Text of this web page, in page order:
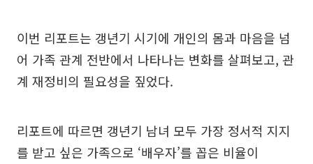
이번 리포트는 갱년기 시기에 개인의 몸과 마음을 넘
어 가족 관계 전반에서 나타나는 변화를 살펴보고, 관
계 재정비의 필요성을 짚었다.
리포트에 따르면 갱년기 남녀 모두 가장 정서적 지지
를 받고 싶은 가족으로 ‘배우자’를 꼽은 비율이